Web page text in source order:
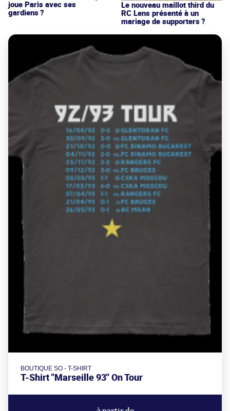
joue Paris avec ses
gardiens ?
Le nouveau maillot third du
RC Lens présenté à un
mariage de supporters ?
BOUTIQUE SO - T-SHIRT
T-Shirt "Marseille 93" On Tour